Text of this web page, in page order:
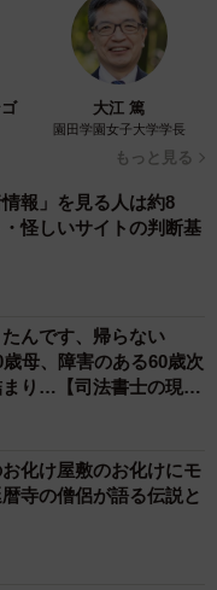
大江 篤
園田学園女子大学学長
もっと見る
報」を見る人は約8
怪しいサイトの判断基
たんです、帰らない
母、障害のある60歳次
り…【司法書士の現場
化け屋敷のお化けにモ
寺の僧侶が語る伝説と